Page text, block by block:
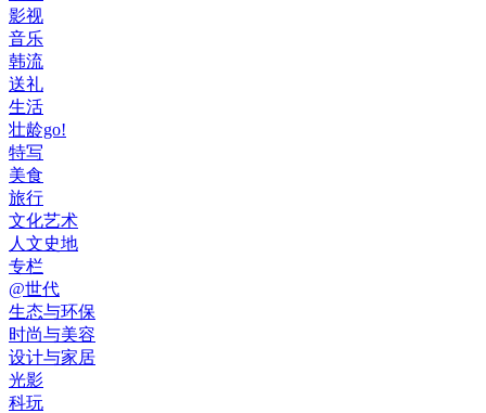
影视
音乐
韩流
送礼
生活
壮龄go!
特写
美食
旅行
文化艺术
人文史地
专栏
@世代
生态与环保
时尚与美容
设计与家居
光影
科玩